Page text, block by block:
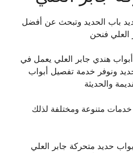
باب الحديد وتبحث عن أفضل
العلي فنحن
هندي جابر العلي يعمل في
ونوفر خدمة تفصيل أبواب
والحديثة
متنوعة ومختلفة لذلك
حديد متحركة جابر العلي